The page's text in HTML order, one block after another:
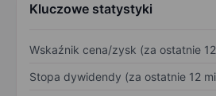
Kluczowe statystyki
Wskaźnik cena/zysk (za ostatnie
Stopa dywidendy (za ostatnie 12